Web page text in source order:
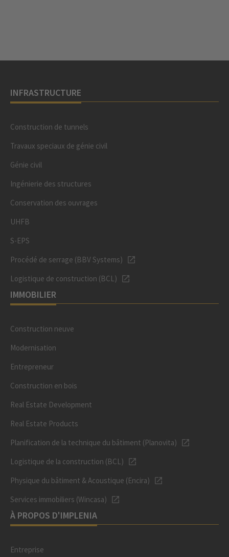
INFRASTRUCTURE
Construction de tunnels
Travaux speciaux de génie civil
Génie civil
Ingénierie des structures
Conservation des ouvrages
UHFB
S-EPS
Procédé de serrage (BBV Systems)
Logistique de construction (BCL)
IMMOBILIER
Construction neuve
Modernisation
Entrepreneur
Construction en bois
Real Estate Development
Real Estate Products
Planification de la technique du bâtiment (Planovita)
Logistique de la construction (BCL)
Physique du bâtiment & Acoustique (Encira)
Services immobiliers (Wincasa)
À PROPOS D'IMPLENIA
Entreprise